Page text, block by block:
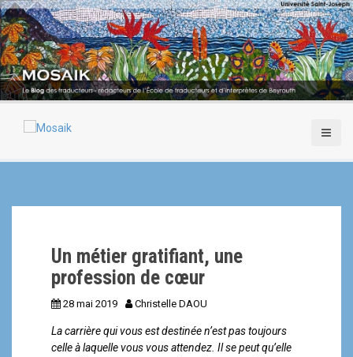
A
l
l
e
r
a
Un métier gratifiant, une
profession de cœur
28 mai 2019 Christelle DAOU
La carrière qui vous est destinée n’est pas toujours
celle à laquelle vous vous attendez. Il se peut qu’elle